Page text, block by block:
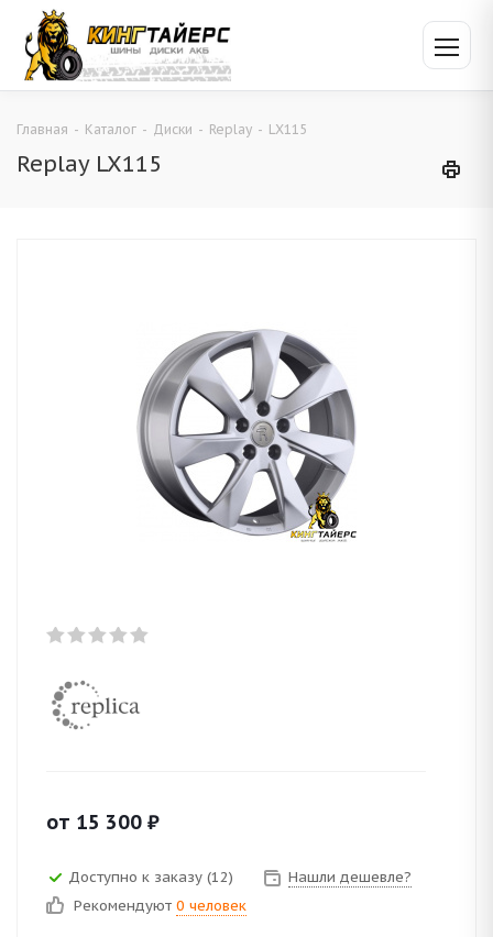
Главная - Каталог - Диски - Replay - LX115
Replay LX115
от 15 300 ₽
Доступно к заказу (12)
Нашли дешевле?
Рекомендуют 0 человек